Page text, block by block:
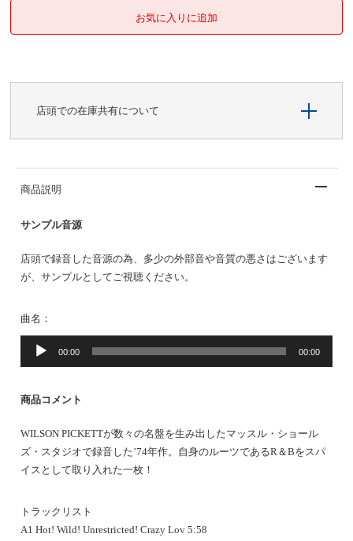
店頭での在庫共有について
商品説明
サンプル音源
店頭で録音した音源の為、多少の外部音や音質の悪さはございます
が、サンプルとしてご視聴ください。
曲名：
音
ー
ー
00:00 00:00
商品コメント
WILSON PICKETTが数々の名盤を生み出したマッスル・ショール
ズ・スタジオで録音した’74年作。自身のルーツであるR＆Bをスパ
イスとして取り入れた一枚！
トラックリスト
A1 Hot! Wild! Unrestricted! Crazy Lov 5:58